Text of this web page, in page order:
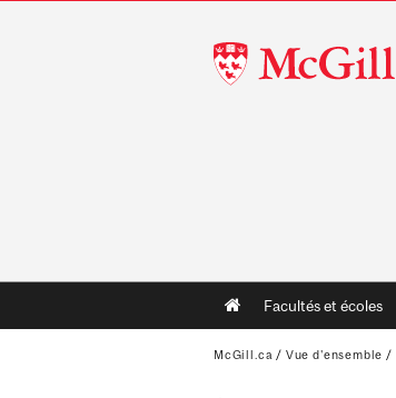
McGill
University
Main
navigation
Facultés et écoles
McGill.ca / Vue d'ensemble /